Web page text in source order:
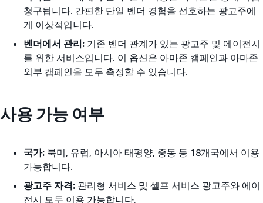
청구됩니다. 간편한 단일 벤더 경험을 선호하는 광고주에
게 이상적입니다.
벤더에서 관리: 기존 벤더 관계가 있는 광고주 및 에이전시
를 위한 서비스입니다. 이 옵션은 아마존 캠페인과 아마존
외부 캠페인을 모두 측정할 수 있습니다.
사용 가능 여부
국가: 북미, 유럽, 아시아 태평양, 중동 등 18개국에서 이용
가능합니다.
광고주 자격: 관리형 서비스 및 셀프 서비스 광고주와 에이
전시 모두 이용 가능합니다.